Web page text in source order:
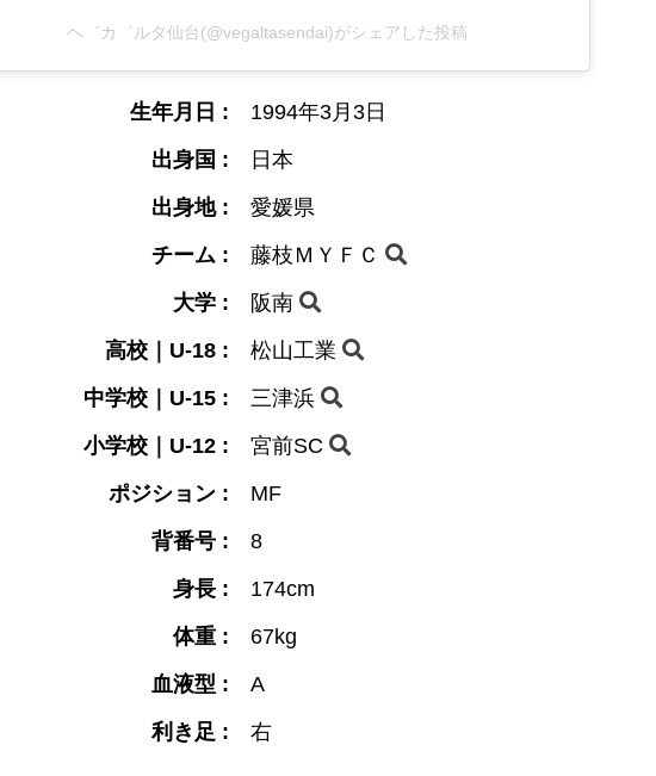
ヘ゛カ゛ルタ仙台(@vegaltasendai)がシェアした投稿
生年月日 :
1994年3月3日
出身国 :
日本
出身地 :
愛媛県
チーム :
藤枝ＭＹＦＣ
大学 :
阪南
高校｜U-18 :
松山工業
中学校｜U-15 :
三津浜
小学校｜U-12 :
宮前SC
ポジション :
MF
背番号 :
8
身長 :
174cm
体重 :
67kg
血液型 :
A
利き足 :
右